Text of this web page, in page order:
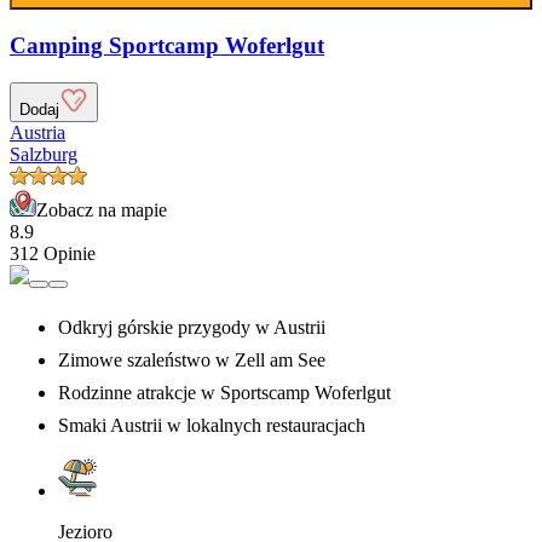
Camping Sportcamp Woferlgut
Dodaj
Austria
Salzburg
Zobacz na mapie
8.9
312 Opinie
Odkryj górskie przygody w Austrii
Zimowe szaleństwo w Zell am See
Rodzinne atrakcje w Sportscamp Woferlgut
Smaki Austrii w lokalnych restauracjach
Jezioro